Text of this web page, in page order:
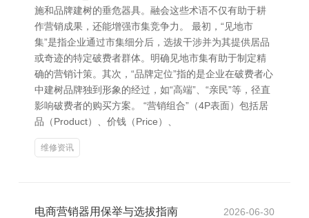
施和品牌建树的垂危器具。融会这些术语不仅有助于耕
作营销成果，还能增强市集竞争力。 最初，“见地市
集”是指企业通过市集细分后，选拔干涉并为其提供居品
或奇迹的特定破费者群体。明确见地市集有助于制定精
确的营销计策。其次，“品牌定位”指的是企业在破费者心
中建树品牌独到形象的经过，如“高端”、“亲民”等，径直
影响破费者的购买方案。 “营销组合”（4P表面）包括居
品（Product）、价钱（Price）、
维修资讯
电商营销器用保举与选拔指南 2026-06-30